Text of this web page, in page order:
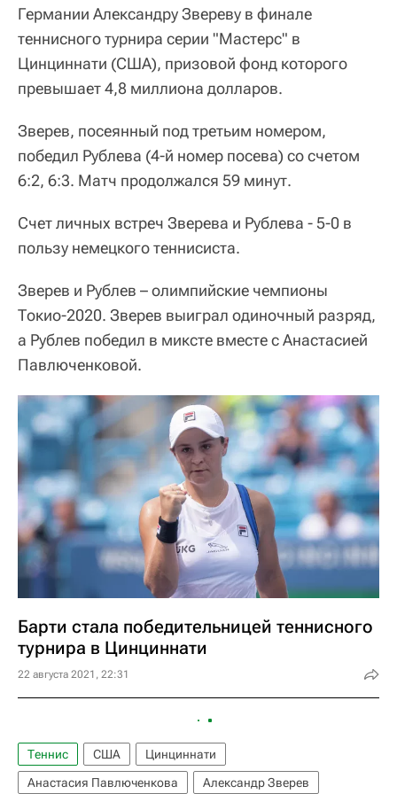
Германии Александру Звереву в финале
теннисного турнира серии "Мастерс" в
Цинциннати (США), призовой фонд которого
превышает 4,8 миллиона долларов.
Зверев, посеянный под третьим номером,
победил Рублева (4-й номер посева) со счетом
6:2, 6:3. Матч продолжался 59 минут.
Счет личных встреч Зверева и Рублева - 5-0 в
пользу немецкого теннисиста.
Зверев и Рублев – олимпийские чемпионы
Токио-2020. Зверев выиграл одиночный разряд,
а Рублев победил в миксте вместе с Анастасией
Павлюченковой.
Барти стала победительницей теннисного
турнира в Цинциннати
22 августа 2021, 22:31
Теннис США
Цинциннати
Анастасия Павлюченкова
Александр Зверев